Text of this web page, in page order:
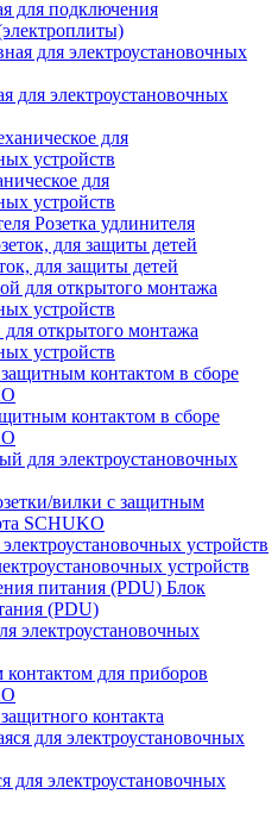
для подключения
для электроустановочных
для
устройств
Розетка удлинителя
для защиты детей
открытого монтажа
устройств
контактом в сборе
для электроустановочных
вилки с защитным
SCHUKO
устройств
Блок
(PDU)
электроустановочных
для приборов
контакта
для электроустановочных